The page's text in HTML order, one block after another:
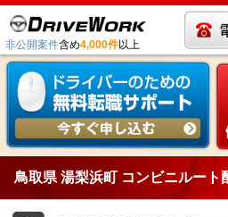
非公開案件含め4,000件以上